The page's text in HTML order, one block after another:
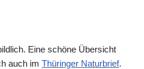
Eine schöne Übersicht
auch im Thüringer Naturbrief.